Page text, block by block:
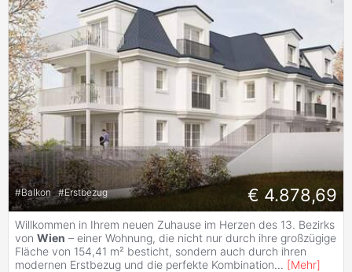
#Balkon #Erstbezug € 4.878,69
Willkommen in Ihrem neuen Zuhause im Herzen des 13. Bezirks
von Wien – einer Wohnung, die nicht nur durch ihre großzügige
Fläche von 154,41 m² besticht, sondern auch durch ihren
modernen Erstbezug und die perfekte Kombination... [Mehr]